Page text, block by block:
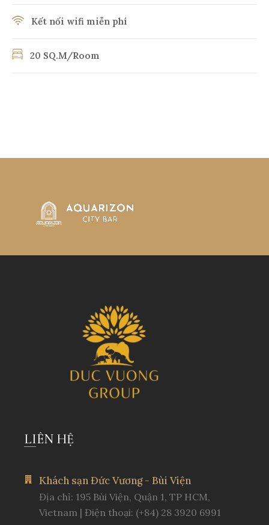
Kết nối wifi miễn phí
20 SQ.M/Room
LIÊN HỆ
Khách sạn Đức Vương - Bùi Viện
Địa chỉ: 195 Bùi Viện, Quận 1, TP HCM,
Vietnam | Điện thoại: (+84) 28 3920 6991